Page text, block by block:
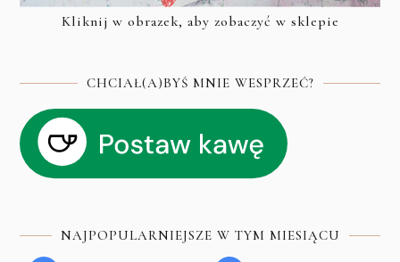
Kliknij w obrazek, aby zobaczyć w sklepie
CHCIAŁ(A)BYŚ MNIE WESPRZEĆ?
NAJPOPULARNIEJSZE W TYM MIESIĄCU